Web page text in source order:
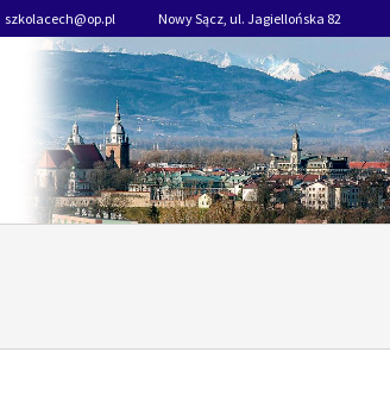
szkolacech@op.pl Nowy Sącz, ul. Jagiellońska 82